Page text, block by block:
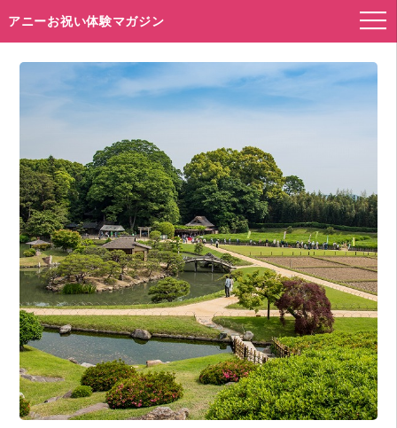
アニーお祝い体験マガジン